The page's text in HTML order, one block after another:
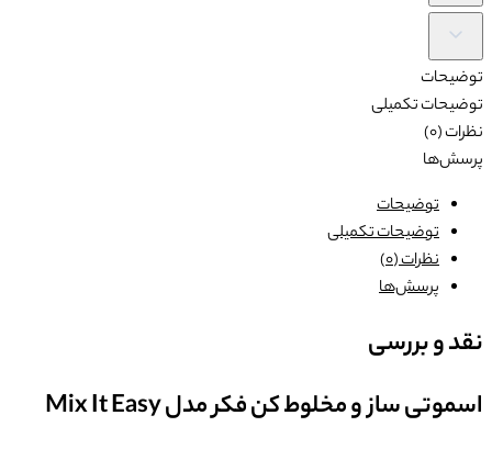
توضیحات
توضیحات تکمیلی
نظرات (0)
پرسش‌ها
توضیحات
توضیحات تکمیلی
نظرات (0)
پرسش‌ها
نقد و بررسی
اسموتی ساز و مخلوط کن فکر مدل Mix It Easy